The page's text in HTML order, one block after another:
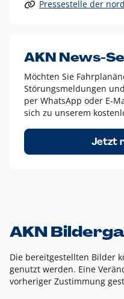
Alle anderen Logo-
Diese Ausnahmen sind
dem AKN Blau,
weißes Logo auf
schwarzes Logo für
Um das Logo herum muss
Höhe bzw. Breite des N
Pressestelle der
AKN News-
Möchten Sie
Störungsmeldungen
per WhatsApp oder E-
sich zu unserem
Jetzt
AKN
Die bereitgestellten Bilder
genutzt werden. Eine
vorheriger Zustimmung